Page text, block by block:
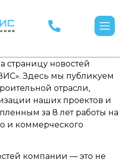
новостей
Здесь мы публикуем
отрасли,
наших проектов и
за 8 лет работы на
и коммерческого
компании — это не